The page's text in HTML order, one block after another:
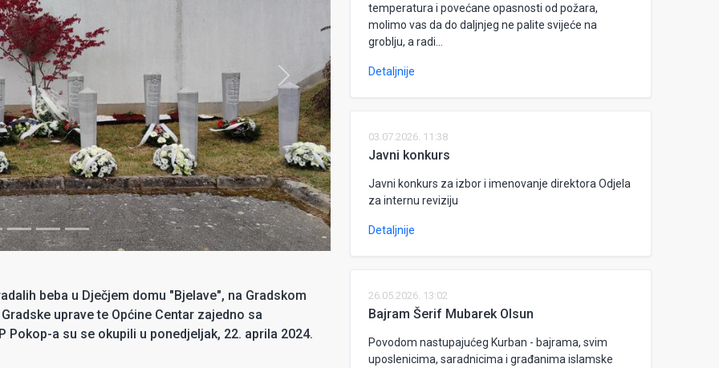
next
beba u Dječjem domu "Bjelave", na Gradskom
uprave te Općine Centar zajedno sa
a su se okupili u ponedjeljak, 22. aprila 2024.
temperatura i povećane opasnosti od požara,
molimo vas da do daljnjeg ne palite svijeće na
groblju, a radi...
Detaljnije
03.07.2026. 11:38
Javni konkurs
Javni konkurs za izbor i imenovanje direktora Odjela
za internu reviziju
Detaljnije
26.05.2026. 13:02
Bajram Šerif Mubarek Olsun
Povodom nastupajućeg Kurban - bajrama, svim
uposlenicima, saradnicima i građanima islamske